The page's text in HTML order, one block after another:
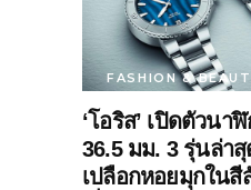
FASHION &
‘โอริส’ เปิดตัวนา
36.5 มม. 3 รุ่นล่า
เปลือกหอยมุกใน